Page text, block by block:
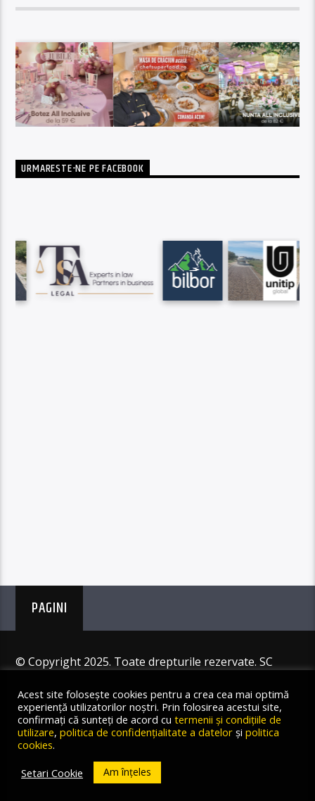
URMARESTE-NE PE FACEBOOK
PAGINI
© Copyright 2025. Toate drepturile rezervate. SC
Acest site folosește cookies pentru a crea cea mai optimă
experiență utilizatorilor noștri. Prin folosirea acestui site,
confirmați că sunteți de acord cu termenii și condițiile de
utilizare, politica de confidențialitate a datelor și politica
cookies.
Setari Cookie
Am înțeles